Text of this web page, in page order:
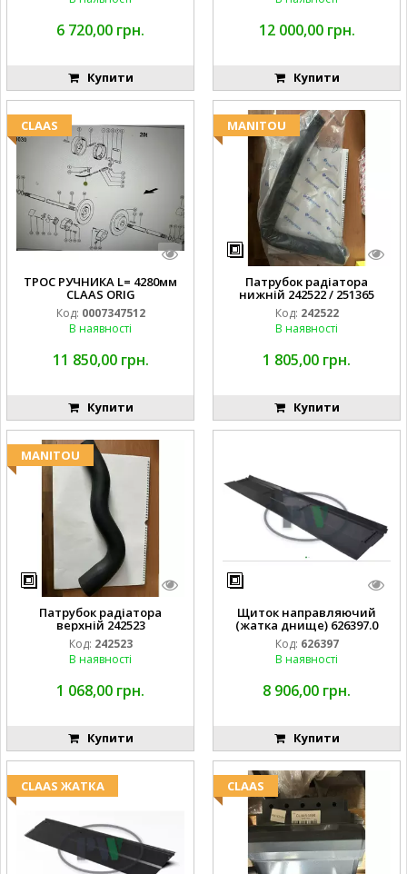
6 720,00 грн.
Купити
12 000,00 грн.
Купити
CLAAS
ТРОС РУЧНИКА L= 4280мм
CLAAS ORIG
Код: 0007347512
В наявності
11 850,00 грн.
Купити
MANITOU
Патрубок радіатора
нижній 242522 / 251365
Код: 242522
В наявності
1 805,00 грн.
Купити
MANITOU
Патрубок радіатора
верхній 242523
Код: 242523
В наявності
1 068,00 грн.
Купити
Щиток направляючий
(жатка днище) 626397.0
Код: 626397
В наявності
8 906,00 грн.
Купити
CLAAS ЖАТКА CLAAS